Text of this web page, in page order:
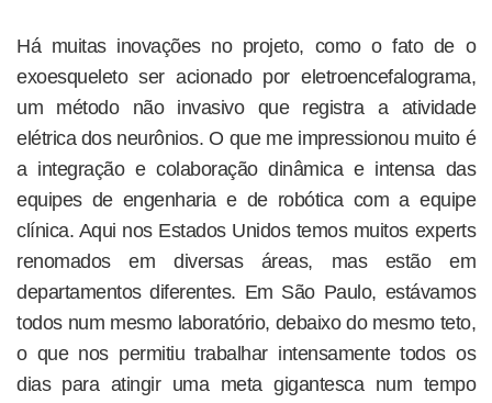
Há muitas inovações no projeto, como o fato de o
exoesqueleto ser acionado por eletroencefalograma,
um método não invasivo que registra a atividade
elétrica dos neurônios. O que me impressionou muito é
a integração e colaboração dinâmica e intensa das
equipes de engenharia e de robótica com a equipe
clínica. Aqui nos Estados Unidos temos muitos experts
renomados em diversas áreas, mas estão em
departamentos diferentes. Em São Paulo, estávamos
todos num mesmo laboratório, debaixo do mesmo teto,
o que nos permitiu trabalhar intensamente todos os
dias para atingir uma meta gigantesca num tempo